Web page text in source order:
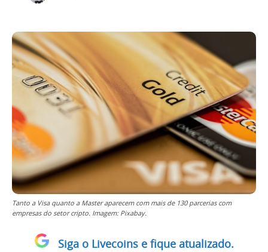
Tanto a Visa quanto a Master aparecem com mais de 130 parcerias com
empresas do setor cripto. Imagem: Pixabay.
Siga o Livecoins e fique atualizado.